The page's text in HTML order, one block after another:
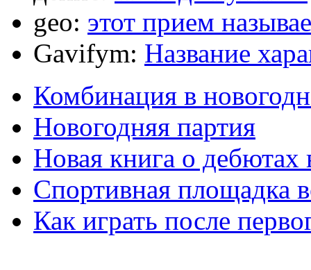
geo: этот прием
Gavifym: Название
Комбинация в
Новогодняя партия
Новая книга о
Спортивная площадка
Как играть после